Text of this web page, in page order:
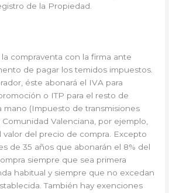
de la Propiedad.
compraventa con la firma ante
de pagar los temidos impuestos.
éste abonará el IVA para
o ITP para el resto de
mano (Impuesto de transmisiones
Comunidad Valenciana, por ejemplo,
valor del precio de compra. Excepto
de 35 años que abonarán el 8% del
siempre que sea primera
habitual y siempre que no excedan
También hay exenciones